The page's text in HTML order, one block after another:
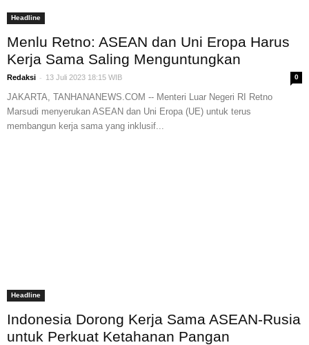
Headline
Menlu Retno: ASEAN dan Uni Eropa Harus
Kerja Sama Saling Menguntungkan
Redaksi - 13 Juli 2023 18:15 WIB 0
JAKARTA, TANHANANEWS.COM -- Menteri Luar Negeri RI Retno
Marsudi menyerukan ASEAN dan Uni Eropa (UE) untuk terus
membangun kerja sama yang inklusif...
Headline
Indonesia Dorong Kerja Sama ASEAN-Rusia
untuk Perkuat Ketahanan Pangan